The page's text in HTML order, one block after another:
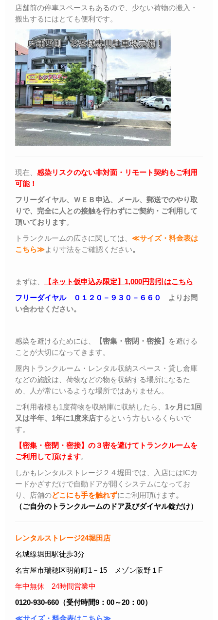
店舗前の停車スペースもあるので、少ない荷物の搬入・
搬出するにはとても便利です。
現在、 感染リスクのない非対面・リモート契約もご利用
可能！
フリーダイヤル、ＷＥＢ申込、メール、郵送でのやり取
りで、完全に人との接触を行わずにご契約・ご利用して
頂いております。
トランクルームの広さに関しては、 ≪サイズ・料金表は
こちら≫より寸法をご確認ください。
まずは、
【ネット仮申込み限定】1,000円割引はこちら
フリーダイヤル ０１２０－９３０－６６０
よりお問
い合わせください。
感染を避けるためには、 【密集・密閉・密接】
を避ける
ことが大切になってきます。
屋内トランクルーム・レンタル収納スペース・貸し倉庫
などの施設は、荷物などの物を収納する場所になるた
め、人が常にいるような場所ではありません。
ご利用者様も1度荷物を収納庫に収納したら、 1ヶ月に1回
又は半年、1年に1度来店するという方もいるくらいで
す。
【密集・密閉・密接】の３密を避けてトランクルームを
ご利用して頂けます。
しかもレンタルストレージ２４堀田では、入店にはICカ
ードかざすだけで自動ドアが開くシステムになってお
り、店舗のどこにも手を触れずにご利用頂けます。
（ご自分のトランクルームのドア及びダイヤル錠だけ）
レンタルストレージ24堀田店
名城線堀田駅徒歩3分
名古屋市瑞穂区明前町1－15 メゾン阪野１F
年中無休 24時間営業中
0120-930-660（受付時間9：00～20：00）
≪サイズ・料金表はこちら≫